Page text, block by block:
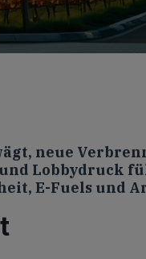
neue
Lobbydruck
E-Fuels und